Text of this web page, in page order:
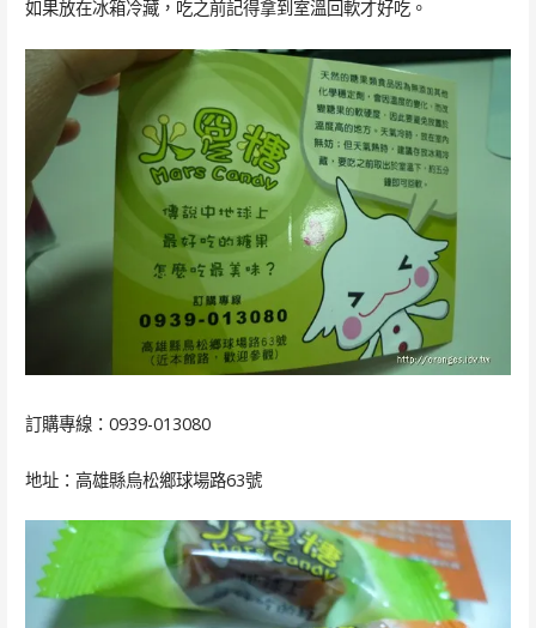
如果放在冰箱冷藏，吃之前記得拿到室溫回軟才好吃。
訂購專線：0939-013080
地址：高雄縣烏松鄉球場路63號